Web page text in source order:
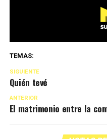
TEMAS:
SIGUIENTE
Quién tevé
ANTERIOR
El matrimonio entre la